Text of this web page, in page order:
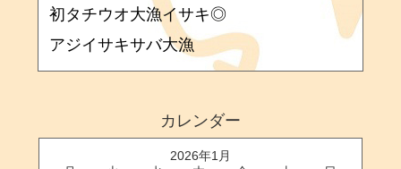
初タチウオ大漁イサキ◎
アジイサキサバ大漁
カレンダー
2026年1月